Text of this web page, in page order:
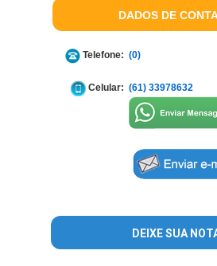
DADOS DE
Telefone: (0)
Celular: (61) 33978632
DEIXE SUA